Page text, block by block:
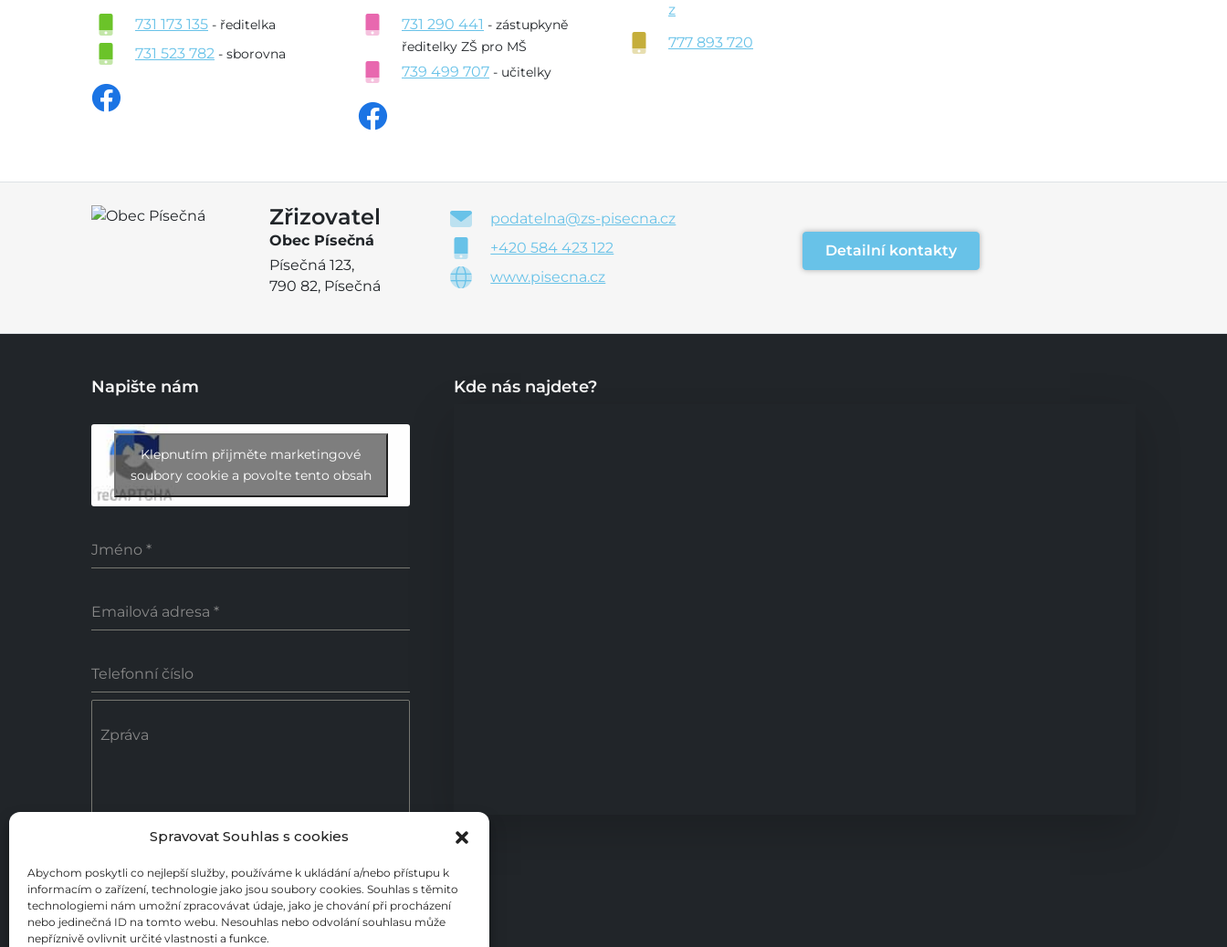
Spravovat Souhlas s cookies
Abychom poskytli co nejlepší služby, používáme k ukládání a/nebo přístupu k
informacím o zařízení, technologie jako jsou soubory cookies. Souhlas s těmito
technologiemi nám umožní zpracovávat údaje, jako je chování při procházení
nebo jedinečná ID na tomto webu. Nesouhlas nebo odvolání souhlasu může
nepříznivě ovlivnit určité vlastnosti a funkce.
731 173 135 - ředitelka
731 523 782 - sborovna
731 290 441 - zástupkyně
ředitelky ZŠ pro MŠ
739 499 707 - učitelky
z
777 893 720
Zřizovatel
Obec Písečná
Písečná 123,
790 82, Písečná
podatelna@zs-pisecna.cz
+420 584 423 122
www.pisecna.cz
Detailní kontakty
Napište nám
Klepnutím přijměte marketingové
soubory cookie a povolte tento obsah
Jméno *
Emailová adresa *
Telefonní číslo
Zpráva
Poslat zprávu
Kde nás najdete?